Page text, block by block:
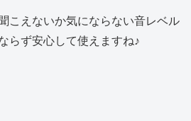
こえないか気にならない音レベル
らず安心して使えますね♪